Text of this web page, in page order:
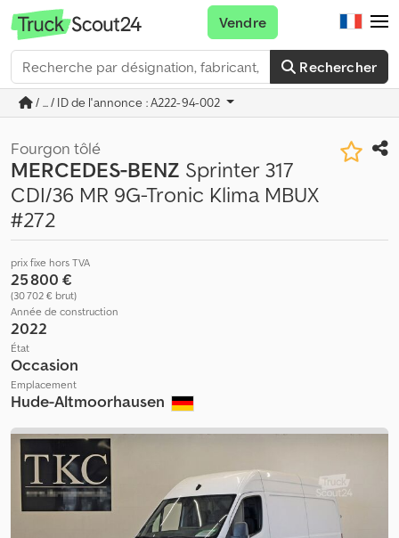
Rechercher
Vendre
/ ... / ID de l'annonce : A222-94-002
Fourgon tôlé
MERCEDES-BENZ Sprinter 317
CDI/36 MR 9G-Tronic Klima MBUX
#272
prix fixe hors TVA
25 800 €
(30 702 € brut)
Année de construction
2022
État
Occasion
Emplacement
Hude-Altmoorhausen